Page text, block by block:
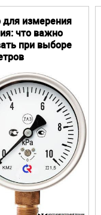
для измерения
что важно
при выборе